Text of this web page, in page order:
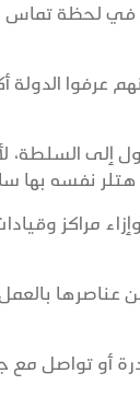
في لحظة
عرفوا الدولة
الوصول إلى السلطة،
نفسه بها
مراكز
أو تواصل مع